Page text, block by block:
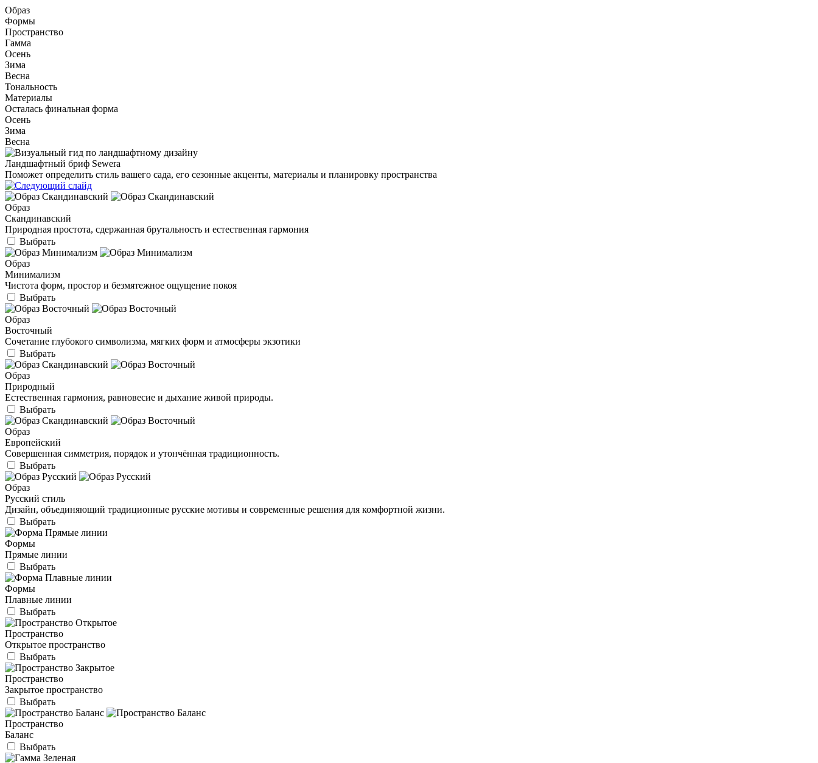
Образ
Формы
Пространство
Гамма
Осень
Зима
Весна
Тональность
Материалы
Осталась финальная форма
Осень
Зима
Весна
Ландшафтный бриф Sewera
Поможет определить стиль вашего сада, его сезонные акценты, материалы и планировку пространства
Образ
Скандинавский
Природная простота, сдержанная брутальность и естественная гармония
Выбрать
Образ
Минимализм
Чистота форм, простор и безмятежное ощущение покоя
Выбрать
Образ
Восточный
Сочетание глубокого символизма, мягких форм и атмосферы экзотики
Выбрать
Образ
Природный
Естественная гармония, равновесие и дыхание живой природы.
Выбрать
Образ
Европейский
Совершенная симметрия, порядок и утончённая традиционность.
Выбрать
Образ
Русский стиль
Дизайн, объединяющий традиционные русские мотивы и современные решения для комфортной жизни.
Выбрать
Формы
Прямые линии
Выбрать
Формы
Плавные линии
Выбрать
Пространство
Открытое пространство
Выбрать
Пространство
Закрытое пространство
Выбрать
Пространство
Баланс
Выбрать